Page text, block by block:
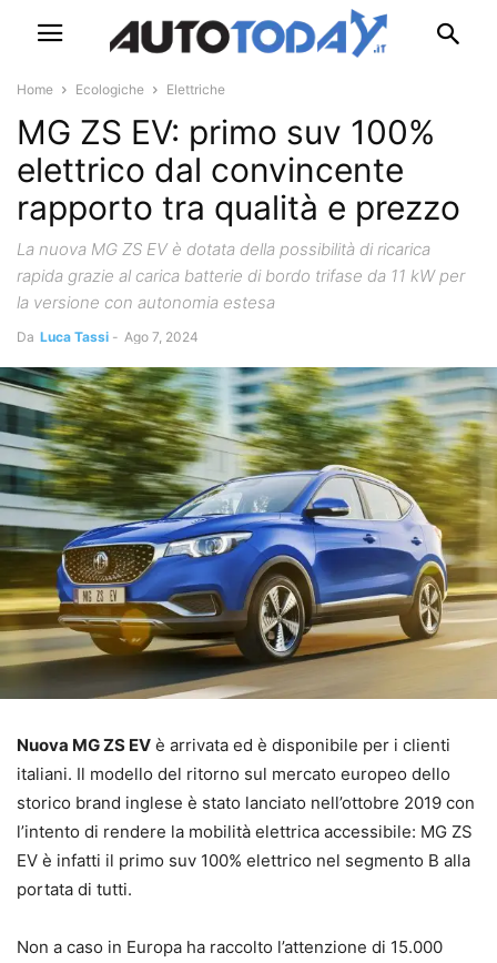
Home Ecologiche Elettriche
MG ZS EV: primo suv 100%
elettrico dal convincente
rapporto tra qualità e prezzo
La nuova MG ZS EV è dotata della possibilità di ricarica
rapida grazie al carica batterie di bordo trifase da 11 kW per
la versione con autonomia estesa
Da Luca Tassi - Ago 7, 2024
Nuova MG ZS EV è arrivata ed è disponibile per i clienti
italiani. Il modello del ritorno sul mercato europeo dello
storico brand inglese è stato lanciato nell’ottobre 2019 con
l’intento di rendere la mobilità elettrica accessibile: MG ZS
EV è infatti il primo suv 100% elettrico nel segmento B alla
portata di tutti.
Non a caso in Europa ha raccolto l’attenzione di 15.000